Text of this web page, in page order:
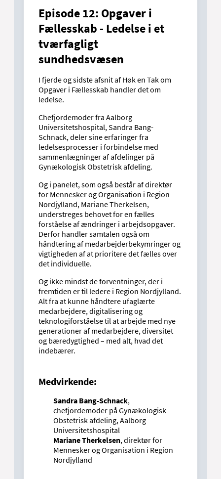
Episode 12: Opgaver i
Fællesskab - Ledelse i et
tværfagligt
sundhedsvæsen
I fjerde og sidste afsnit af Høk en Tak om
Opgaver i Fællesskab handler det om
ledelse.
Chefjordemoder fra Aalborg
Universitetshospital, Sandra Bang-
Schnack, deler sine erfaringer fra
ledelsesprocesser i forbindelse med
sammenlægninger af afdelinger på
Gynækologisk Obstetrisk afdeling.
Og i panelet, som også består af direktør
for Mennesker og Organisation i Region
Nordjylland, Mariane Therkelsen,
understreges behovet for en fælles
forståelse af ændringer i arbejdsopgaver.
Derfor handler samtalen også om
håndtering af medarbejderbekymringer og
vigtigheden af at prioritere det fælles over
det individuelle.
Og ikke mindst de forventninger, der i
fremtiden er til ledere i Region Nordjylland.
Alt fra at kunne håndtere ufaglærte
medarbejdere, digitalisering og
teknologiforståelse til at arbejde med nye
generationer af medarbejdere, diversitet
og bæredygtighed – med alt, hvad det
indebærer.
Medvirkende:
Sandra Bang-Schnack,
chefjordemoder på Gynækologisk
Obstetrisk afdeling, Aalborg
Universitetshospital
Mariane Therkelsen, direktør for
Mennesker og Organisation i Region
Nordjylland